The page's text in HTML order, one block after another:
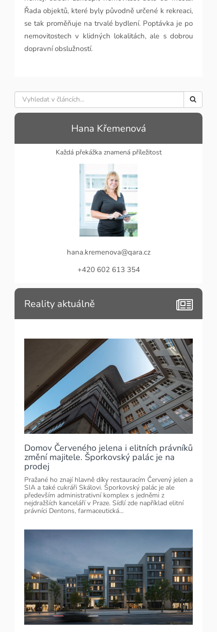
Řada objektů, které byly původně určené k rekreaci,
se tak proměňuje na trvalé bydlení. Poptávka je po
nemovitostech v klidných lokalitách, ale s dobrou
dopravní obslužností.
Hana Křemenová
Každá překážka znamená příležitost
hana.kremenova@qara.cz
+420 602 613 354
Reality aktuálně
Domov Červeného jelena i elitních právníků
změní majitele. Šporkovský palác je na
prodej
Pražané ho znají hlavně díky restauracím Červený jelen a
SIA a také cukráři Skálovi. Šporkovský palác je ale
především administrativní komplex s jedněmi z
nejdražších kanceláří v Praze. Sídlí zde například elitní
právníci Dentons, farmaceutická...